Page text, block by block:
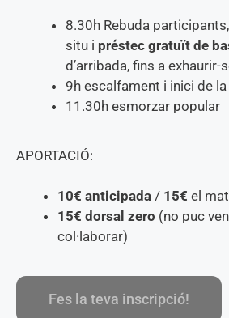
8.30h Rebuda
situ i préstec gratuït de
d’arribada, fins a exhaurir-
9h escalfament i inici de
11.30h esmorzar popular
APORTACIÓ:
10€ anticipada / 1 5€ el
15€ dorsal zero (no puc
col·laborar)
Fes la teva inscripció!